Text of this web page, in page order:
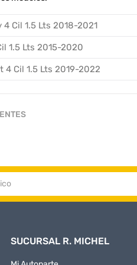
Cil 1.5 Lts 2018-2021
1.5 Lts 2015-2020
4 Cil 1.5 Lts 2019-2022
SUCURSAL R. MICHEL